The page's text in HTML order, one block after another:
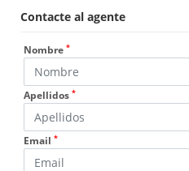
Contacte al agente
Nombre *
Apellidos *
Email *